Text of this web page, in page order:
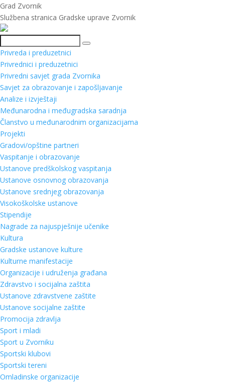
Grad Zvornik
Službena stranica Gradske uprave Zvornik
Pretraga
Privreda i preduzetnici
Privrednici i preduzetnici
Privredni savjet grada Zvornika
Savjet za obrazovanje i zapošljavanje
Analize i izvještaji
Međunarodna i međugradska saradnja
Članstvo u međunarodnim organizacijama
Projekti
Gradovi/opštine partneri
Vaspitanje i obrazovanje
Ustanove predškolskog vaspitanja
Ustanove osnovnog obrazovanja
Ustanove srednjeg obrazovanja
Visokoškolske ustanove
Stipendije
Nagrade za najuspješnije učenike
Kultura
Gradske ustanove kulture
Kulturne manifestacije
Organizacije i udruženja građana
Zdravstvo i socijalna zaštita
Ustanove zdravstvene zaštite
Ustanove socijalne zaštite
Promocija zdravlja
Sport i mladi
Sport u Zvorniku
Sportski klubovi
Sportski tereni
Omladinske organizacije